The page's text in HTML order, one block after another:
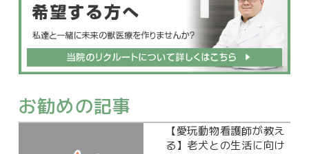
お勧めの記事
【愛玩動物看護師が教え
る】老犬との生活に向け